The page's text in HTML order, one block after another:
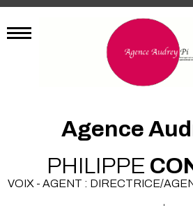
Agence
PHILIPPE
VOIX - AGENT : DIRECTRICE/